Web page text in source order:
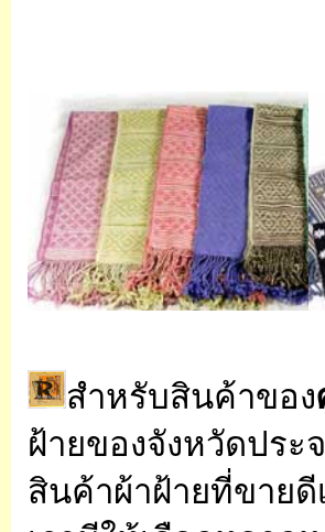
สำหรับสินค้าของ
ฝ้ายของจังหวัดประ
สินค้าผ้าฝ้ายที่ขาย